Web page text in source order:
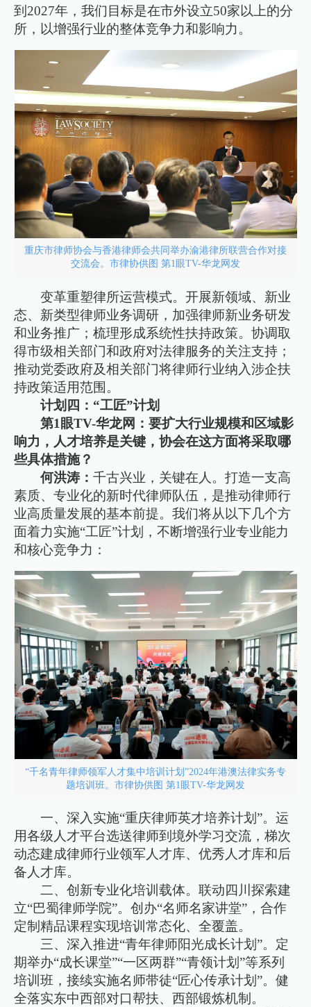
到2027年，我们目标是在市外设立50家以上的分
所，以增强行业的整体竞争力和影响力。
重庆市律师协会与香港律师会共同举办渝港律所联营合作对接
交流会。市律协供图 第1眼TV-华龙网发
变革重塑律所运营模式。开展新领域、新业
态、新类型律师业务调研，加强律师新业务研发
和业务推广；梳理形成系统性扶持政策。协调取
得市级相关部门和政府对法律服务的关注支持；
推动党委政府及相关部门将律师行业纳入涉企扶
持政策适用范围。
计划四：“工匠”计划
第1眼TV-华龙网：要扩大行业规模和区域影
响力，人才培养是关键，协会在这方面将采取哪
些具体措施？
何洪涛：千古兴业，关键在人。打造一支高
素质、专业化的新时代律师队伍，是推动律师行
业高质量发展的基本前提。我们将从以下几个方
面着力实施“工匠”计划，不断增强行业专业能力
和核心竞争力：
“千名青年律师领军人才集中培训计划”2024年港澳法律实务专
题培训班。市律协供图 第1眼TV-华龙网发
一、深入实施“重庆律师英才培养计划”。运
用各级人才平台选送律师到境外学习交流，梯次
动态建成律师行业领军人才库、优秀人才库和后
备人才库。
二、创新专业化培训载体。联动四川探索建
立“巴蜀律师学院”。创办“名师名家讲堂”，合作
定制精品课程实现培训常态化、全覆盖。
三、深入推进“青年律师阳光成长计划”。定
期举办“成长课堂”“一区两群”“青领计划”等系列
培训班，接续实施名师带徒“匠心传承计划”。健
全落实东中西部对口帮扶、西部锻炼机制。